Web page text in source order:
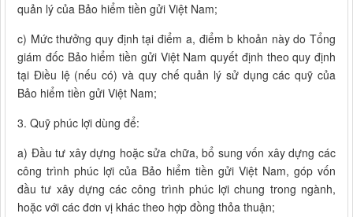
quản lý của Bảo hiểm tiền gửi Việt Nam;
c) Mức thưởng quy định tại điểm a, điểm b khoản này do Tổng
giám đốc Bảo hiểm tiền gửi Việt Nam quyết định theo quy định
tại Điều lệ (nếu có) và quy chế quản lý sử dụng các quỹ của
Bảo hiểm tiền gửi Việt Nam;
3. Quỹ phúc lợi dùng để:
a) Đầu tư xây dựng hoặc sửa chữa, bổ sung vốn xây dựng các
công trình phúc lợi của Bảo hiểm tiền gửi Việt Nam, góp vốn
đầu tư xây dựng các công trình phúc lợi chung trong ngành,
hoặc với các đơn vị khác theo hợp đồng thỏa thuận;